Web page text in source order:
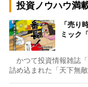
投資ノウハウ満
「売り
ミック
かつて投資情報雑誌
詰め込まれた「天下無